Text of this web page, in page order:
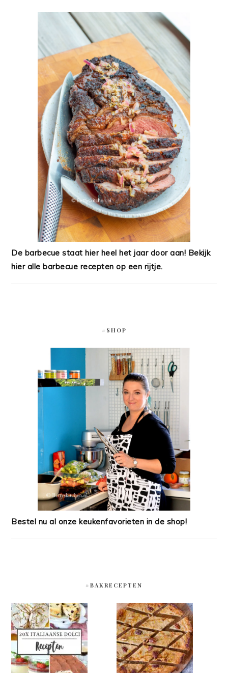
De barbecue staat hier heel het jaar door aan! Bekijk
hier alle barbecue recepten op een rijtje.
#SHOP
Bestel nu al onze keukenfavorieten in de shop!
#BAKRECEPTEN